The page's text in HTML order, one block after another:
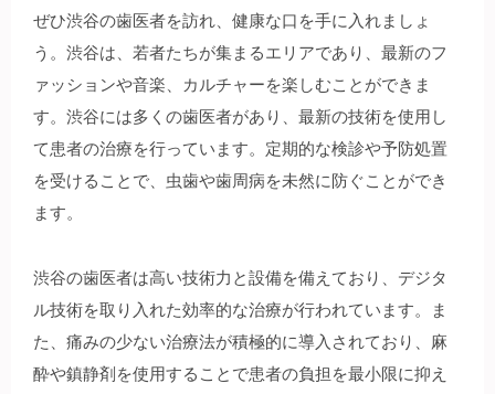
ぜひ渋谷の歯医者を訪れ、健康な口を手に入れましょ
う。渋谷は、若者たちが集まるエリアであり、最新のフ
ァッションや音楽、カルチャーを楽しむことができま
す。渋谷には多くの歯医者があり、最新の技術を使用し
て患者の治療を行っています。定期的な検診や予防処置
を受けることで、虫歯や歯周病を未然に防ぐことができ
ます。
渋谷の歯医者は高い技術力と設備を備えており、デジタ
ル技術を取り入れた効率的な治療が行われています。ま
た、痛みの少ない治療法が積極的に導入されており、麻
酔や鎮静剤を使用することで患者の負担を最小限に抑え